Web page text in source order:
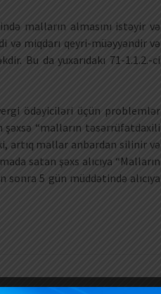
malların almasını istəyir və
və miqdarı qeyri-müəyyəndir və
Bu da yuxarıdakı 71-1.1.2.-ci
ödəyiciləri üçün problemlər
şəxsə “malların təsərrüfatdaxili
artıq mallar anbardan silinir və
satan şəxs alıcıya “Malların
5 gün müddətində alıcıya